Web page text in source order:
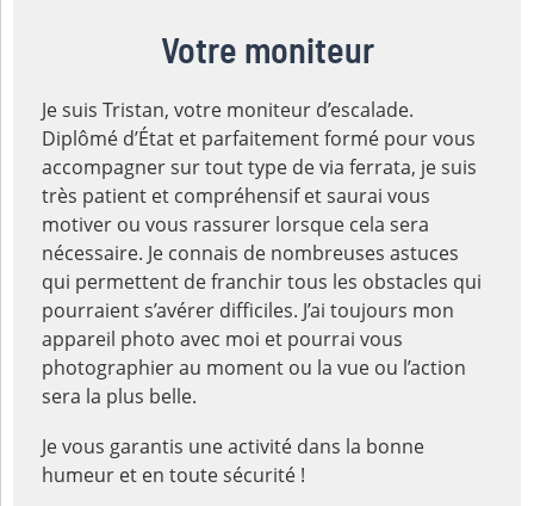
Votre moniteur
Je suis Tristan, votre moniteur d’escalade.
Diplômé d’État et parfaitement formé pour vous
accompagner sur tout type de via ferrata, je suis
très patient et compréhensif et saurai vous
motiver ou vous rassurer lorsque cela sera
nécessaire. Je connais de nombreuses astuces
qui permettent de franchir tous les obstacles qui
pourraient s’avérer difficiles. J’ai toujours mon
appareil photo avec moi et pourrai vous
photographier au moment ou la vue ou l’action
sera la plus belle.
Je vous garantis une activité dans la bonne
humeur et en toute sécurité !